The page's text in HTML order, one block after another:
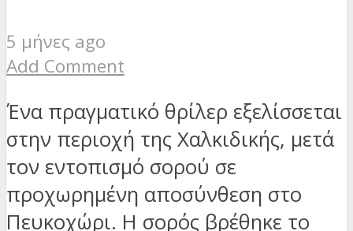
5 μήνες ago
Add Comment
Ένα πραγματικό θρίλερ εξελίσσεται
στην περιοχή της Χαλκιδικής, μετά
τον εντοπισμό σορού σε
προχωρημένη αποσύνθεση στο
Πευκοχώρι. Η σορός βρέθηκε το